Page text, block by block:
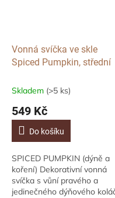
Vonná svíčka ve skle
Spiced Pumpkin, střední
Skladem (>5 ks)
549 Kč
Do košíku
SPICED PUMPKIN (dýně a
koření) Dekorativní vonná
svíčka s vůní pravého a
jedinečného dýňového